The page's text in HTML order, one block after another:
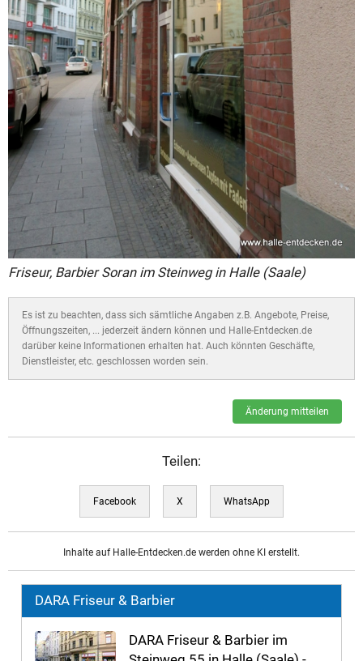
Friseur, Barbier Soran im Steinweg in Halle (Saale)
Es ist zu beachten, dass sich sämtliche Angaben z.B. Angebote, Preise,
Öffnungszeiten, ... jederzeit ändern können und Halle-Entdecken.de
darüber keine Informationen erhalten hat. Auch könnten Geschäfte,
Dienstleister, etc. geschlossen worden sein.
Änderung mitteilen
Teilen:
Facebook X WhatsApp
Inhalte auf Halle-Entdecken.de werden ohne KI erstellt.
DARA Friseur & Barbier
DARA Friseur & Barbier im